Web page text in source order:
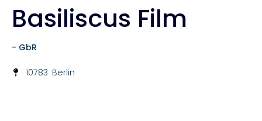
Basiliscus Film
- GbR
10783 Berlin